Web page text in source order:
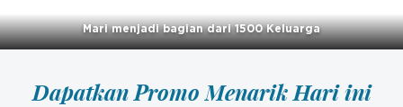
Mari menjadi bagian dari 1500 Keluarga
Dapatkan Promo Menarik Hari ini